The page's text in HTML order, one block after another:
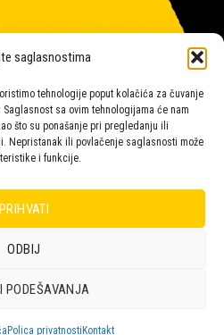
saglasnostima
tehnologije poput kolačića za čuvanje
sa ovim tehnologijama će nam
što su ponašanje pri pregledanju ili
Nepristanak ili povlačenje saglasnosti može
i funkcije.
PRIHVATI
ODBIJ
PODEŠAVANJA
Polica privatnosti Kontakt